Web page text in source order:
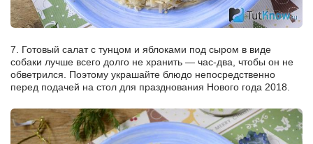
7. Готовый салат с тунцом и яблоками под сыром в виде
собаки лучше всего долго не хранить — час-два, чтобы он не
обветрился. Поэтому украшайте блюдо непосредственно
перед подачей на стол для празднования Нового года 2018.